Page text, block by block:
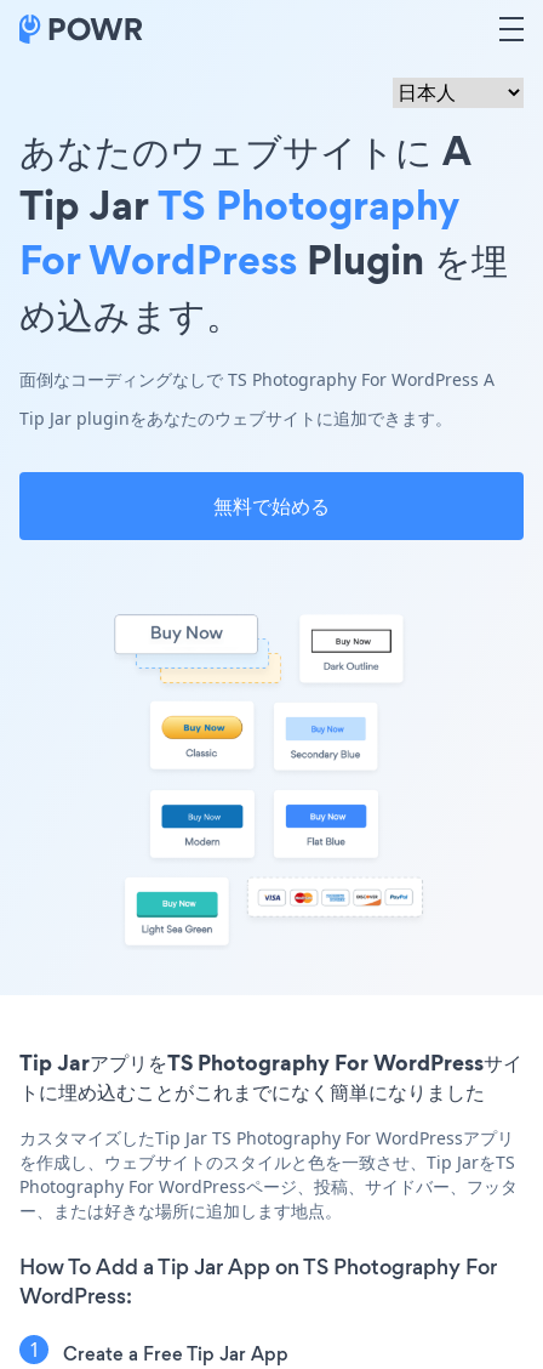
あなたのウェブサイトに A
Tip JarTS Photography
For WordPress Plugin を埋
め込みます。
面倒なコーディングなしで TS Photography For WordPress A
Tip Jar pluginをあなたのウェブサイトに追加できます。
無料で始める
Tip JarアプリをTS Photography For WordPressサイ
トに埋め込むことがこれまでになく簡単になりました
カスタマイズしたTip Jar TS Photography For WordPressアプリ
を作成し、ウェブサイトのスタイルと色を一致させ、Tip JarをTS
Photography For WordPressページ、投稿、サイドバー、フッタ
ー、または好きな場所に追加します地点。
How To Add a Tip Jar App on TS Photography For
WordPress:
Create a Free Tip Jar App